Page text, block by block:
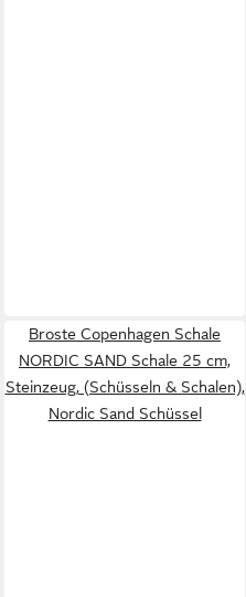
Broste Copenhagen Schale
NORDIC SAND Schale 25 cm,
Steinzeug, (Schüsseln & Schalen),
Nordic Sand Schüssel